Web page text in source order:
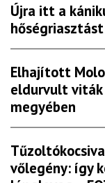
Újra itt a
Elhajított
eldurvult viták
megyében
vőlegény: így